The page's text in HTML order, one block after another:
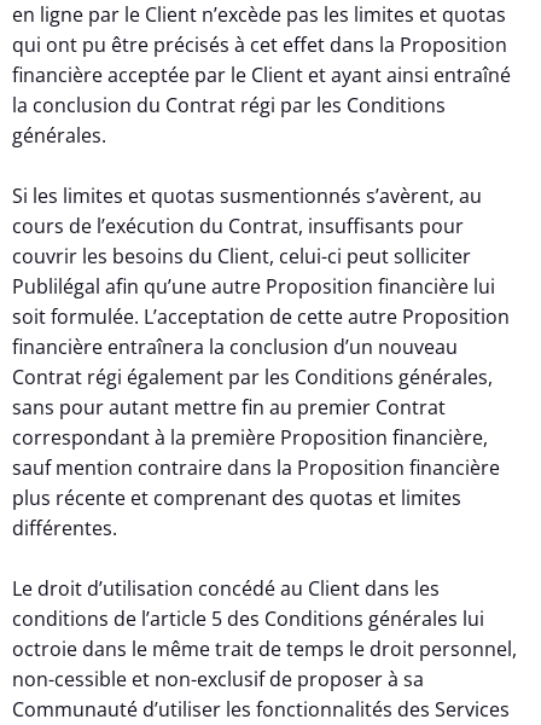
en ligne par le Client n’excède pas les limites et quotas
qui ont pu être précisés à cet effet dans la Proposition
financière acceptée par le Client et ayant ainsi entraîné
la conclusion du Contrat régi par les Conditions
générales.
Si les limites et quotas susmentionnés s’avèrent, au
cours de l’exécution du Contrat, insuffisants pour
couvrir les besoins du Client, celui-ci peut solliciter
Publilégal afin qu’une autre Proposition financière lui
soit formulée. L’acceptation de cette autre Proposition
financière entraînera la conclusion d’un nouveau
Contrat régi également par les Conditions générales,
sans pour autant mettre fin au premier Contrat
correspondant à la première Proposition financière,
sauf mention contraire dans la Proposition financière
plus récente et comprenant des quotas et limites
différentes.
Le droit d’utilisation concédé au Client dans les
conditions de l’article 5 des Conditions générales lui
octroie dans le même trait de temps le droit personnel,
non-cessible et non-exclusif de proposer à sa
Communauté d’utiliser les fonctionnalités des Services